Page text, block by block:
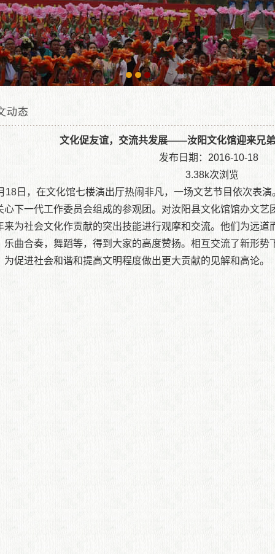
动态
汝阳县文化馆|汝阳文化馆|汝阳县人民文化馆»群文动态» 文化促友谊，交流
文化促友谊，交流共发展——汝阳文化馆迎来兄
发布日期：2016-10-18
3.38k次浏览
18日，在文化馆七楼演出厅热闹非凡，一场文艺节目依次表
心下一代工作委员会组成的参观团。对汝阳县文化馆馆办文
来为社会文化作贡献的突出技能进行观摩和交流。他们为远道
乐曲合奏，舞蹈等，得到大家的高度赞扬。相互交流了新形
为促进社会和谐和提高文明程度做出更大贡献的见解和高论。